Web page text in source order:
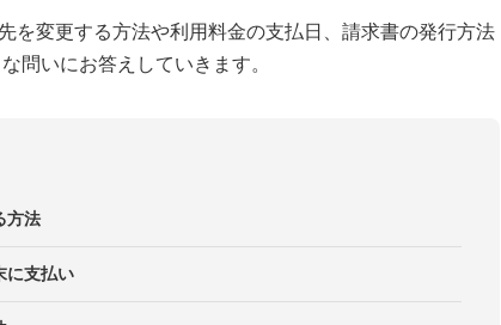
を変更する方法や利用料金の支払日、請求書の発行方法
問いにお答えしていきます。
方法
に支払い